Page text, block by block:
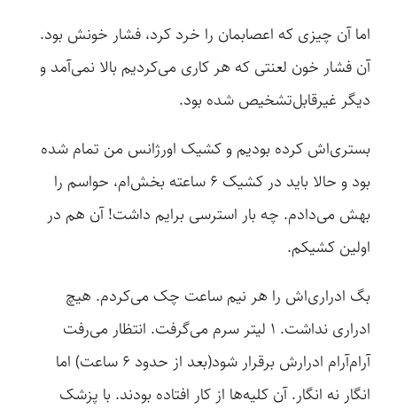
اما آن چیزی که اعصابمان را خرد کرد، فشار خونش بود.
آن فشار خون لعنتی که هر کاری می‌کردیم بالا نمی‌آمد و
دیگر غیرقابل‌تشخیص شده بود.
بستری‌اش کرده بودیم و کشیک اورژانس من تمام شده
بود و حالا باید در کشیک ۶ ساعته بخش‌ام، حواسم را
بهش می‌دادم. چه بار استرسی برایم داشت! آن هم در
اولین کشیکم.
بگ ادراری‌اش را هر نیم ساعت چک می‌کردم. هیچ
ادراری نداشت. ۱ لیتر سرم می‌گرفت. انتظار می‌رفت
آرام‌آرام ادرارش برقرار شود(بعد از حدود 6 ساعت) اما
انگار نه انگار. آن کلیه‌ها از کار افتاده بودند. با پزشک